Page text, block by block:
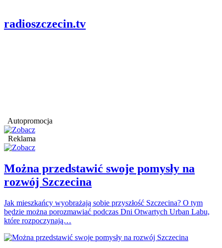
radioszczecin.tv
Autopromocja
Reklama
Można przedstawić swoje pomysły na
rozwój Szczecina
Jak mieszkańcy wyobrażają sobie przyszłość Szczecina? O tym
będzie można porozmawiać podczas Dni Otwartych Urban Labu,
które rozpoczynają…